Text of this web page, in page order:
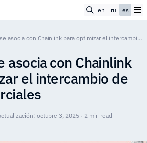
en ru es
Vodafone se asocia con Chainlink para optimizar el intercambio de datos comerciales
asocia con Chainlink
el intercambio de
octubre 3, 2025 · 2 min read